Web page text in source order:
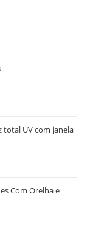
total UV com janela
Com Orelha e